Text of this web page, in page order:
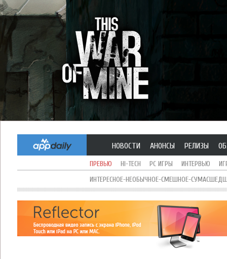
НОВОСТИ АНОНСЫ РЕЛИЗЫ
ПРЕВЬЮ HI-TECH PC ИГРЫ ИНТЕРВЬЮ
ИНТЕРЕСНОЕ-НЕОБЫЧНОЕ-СМЕШНОЕ-